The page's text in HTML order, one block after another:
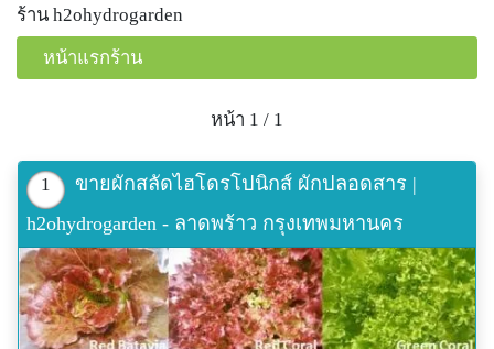
ร้าน h2ohydrogarden
หน้าแรกร้าน
หน้า 1 / 1
1
ขายผักสลัดไฮโดรโปนิกส์ ผักปลอดสาร |
h2ohydrogarden - ลาดพร้าว กรุงเทพมหานคร